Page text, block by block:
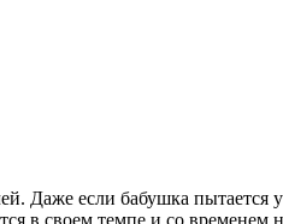
Даже если бабушка пытается
в своем темпе и со временем